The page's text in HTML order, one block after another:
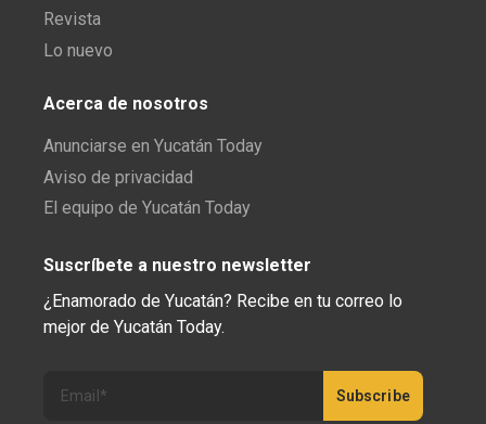
Revista
Lo nuevo
Acerca de nosotros
Anunciarse en Yucatán Today
Aviso de privacidad
El equipo de Yucatán Today
Suscríbete a nuestro newsletter
¿Enamorado de Yucatán? Recibe en tu correo lo
mejor de Yucatán Today.